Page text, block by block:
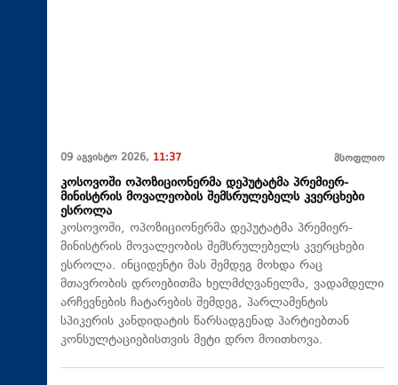
09 აგვისტო 2026, 11:37 მსოფლიო
კოსოვოში ოპოზიციონერმა დეპუტატმა პრემიერ-
მინისტრის მოვალეობის შემსრულებელს კვერცხები
ესროლა
კოსოვოში, ოპოზიციონერმა დეპუტატმა პრემიერ-
მინისტრის მოვალეობის შემსრულებელს კვერცხები
ესროლა. ინციდენტი მას შემდეგ მოხდა რაც
მთავრობის დროებითმა ხელმძღვანელმა, ვადამდელი
არჩევნების ჩატარების შემდეგ, პარლამენტის
სპიკერის კანდიდატის წარსადგენად პარტიებთან
კონსულტაციებისთვის მეტი დრო მოითხოვა.